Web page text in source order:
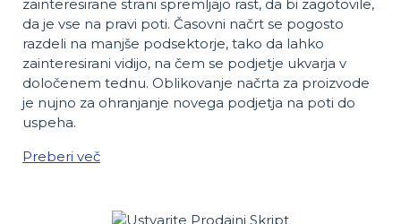
zainteresirane strani spremljajo rast, da bi zagotovile,
da je vse na pravi poti. Časovni načrt se pogosto
razdeli na manjše podsektorje, tako da lahko
zainteresirani vidijo, na čem se podjetje ukvarja v
določenem tednu. Oblikovanje načrta za proizvode
je nujno za ohranjanje novega podjetja na poti do
uspeha.
Preberi več